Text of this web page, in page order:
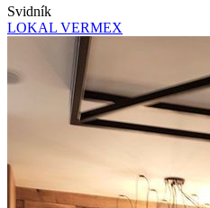
Svidník
LOKAL VERMEX